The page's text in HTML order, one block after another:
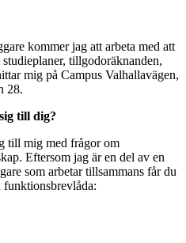
kommer jag att arbeta med att
tillgodoräknanden,
mig på Campus Valhallavägen,
28.
till dig?
till mig med frågor om
Eftersom jag är en del av en
som arbetar tillsammans får du
funktionsbrevlåda: